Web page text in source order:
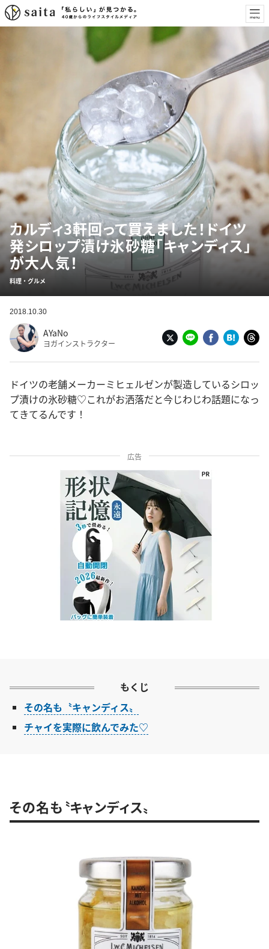
カルディ3軒回って買えました！ドイツ
発シロップ漬け氷砂糖「キャンディス」
が大人気！
料理・グルメ
2018.10.30
AYaNo
ヨガインストラクター
ドイツの老舗メーカーミヒェルゼンが製造しているシロッ
プ漬けの氷砂糖♡これがお洒落だと今じわじわ話題になっ
てきてるんです！
広告
もくじ
その名も〝キャンディス〟
チャイを実際に飲んでみた♡
その名も〝キャンディス〟